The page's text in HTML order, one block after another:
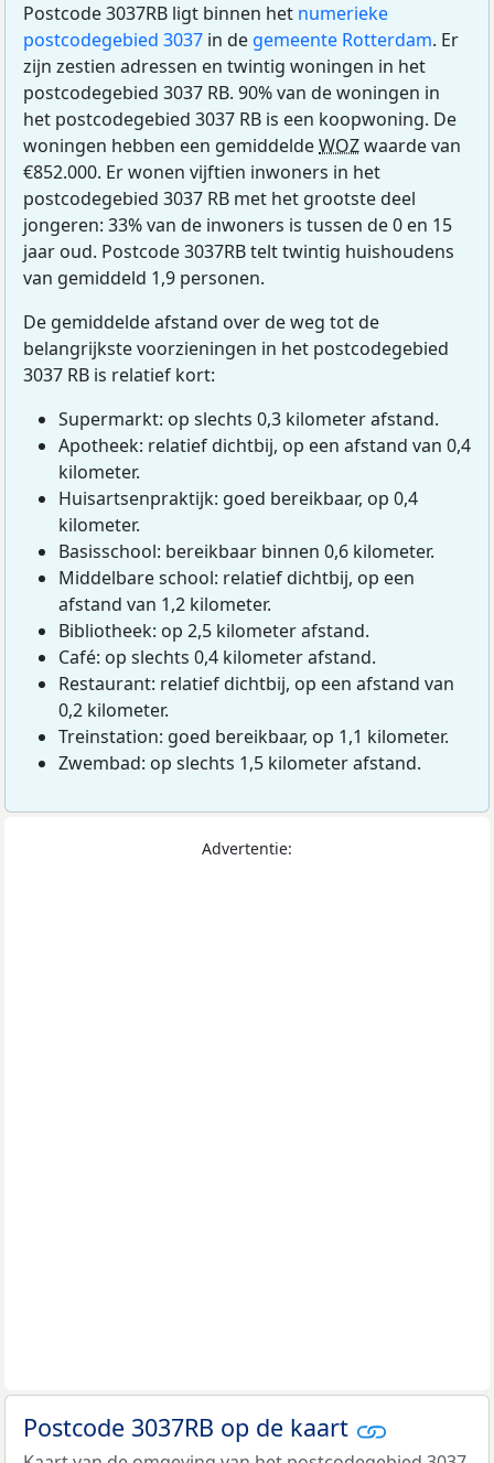
Postcode 3037RB ligt binnen het numerieke
postcodegebied 3037 in de gemeente Rotterdam. Er
zijn zestien adressen en twintig woningen in het
postcodegebied 3037 RB. 90% van de woningen in
het postcodegebied 3037 RB is een koopwoning. De
woningen hebben een gemiddeldeWOZwaarde van
€852.000. Er wonen vijftien inwoners in het
postcodegebied 3037 RB met het grootste deel
jongeren: 33% van de inwoners is tussen de 0 en 15
jaar oud. Postcode 3037RB telt twintig huishoudens
van gemiddeld 1,9 personen.
De gemiddelde afstand over de weg tot de
belangrijkste voorzieningen in het postcodegebied
3037 RB is relatief kort:
Supermarkt: op slechts 0,3 kilometer afstand.
Apotheek: relatief dichtbij, op een afstand van 0,4
kilometer.
Huisartsenpraktijk: goed bereikbaar, op 0,4
kilometer.
Basisschool: bereikbaar binnen 0,6 kilometer.
Middelbare school: relatief dichtbij, op een
afstand van 1,2 kilometer.
Bibliotheek: op 2,5 kilometer afstand.
Café: op slechts 0,4 kilometer afstand.
Restaurant: relatief dichtbij, op een afstand van
0,2 kilometer.
Treinstation: goed bereikbaar, op 1,1 kilometer.
Zwembad: op slechts 1,5 kilometer afstand.
Advertentie:
Postcode 3037RB op de kaart